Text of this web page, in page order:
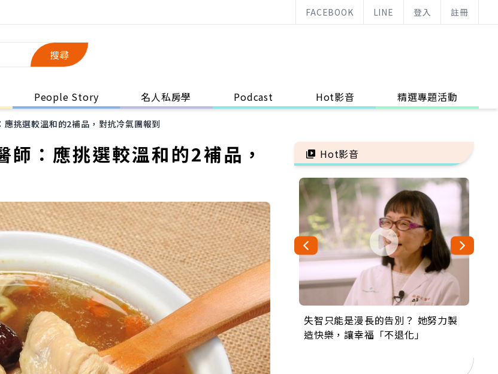
FACEBOOK LINE 登入 註冊
搜尋
People Story 名人私房學 Podcast Hot影音 精選專題活動
挑選較溫和的2補品，對抗冷氣團報到
：應挑選較溫和的2補品，
Hot影音
失智只能是漫長的告別？ 她努力製
造快樂，讓幸福「不退化」
來自剛果的巧克力神父 為台灣奉獻
36年 「台灣是我的家，我連作夢都
63歲卸矽谷副總、搬回台灣找快
樂！「蛋黃哥小丑」走進安養院，
104歲打破金氏世界紀錄 成為全球
最年長羽球選手，分享長壽的秘密
事業巔峰他選擇追夢…黑手阿伯拉
小提琴還登上小巨蛋！連CNN都大